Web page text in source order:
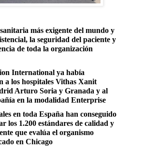
más exigente del mundo y
la seguridad del paciente y
de toda la organización
International ya había
a los hospitales Vithas Xanit
Arturo Soria y Granada y al
en la modalidad Enterprise
en toda España han conseguido
los 1.200 estándares de calidad y
que evalúa el organismo
en Chicago